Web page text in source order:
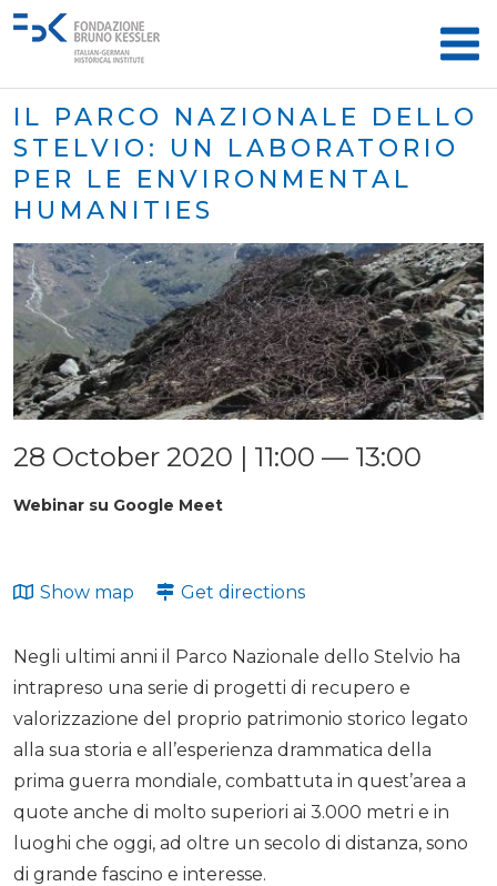
IL PARCO NAZIONALE DELLO
STELVIO: UN LABORATORIO
PER LE ENVIRONMENTAL
HUMANITIES
28 October 2020 | 11:00 — 13:00
Webinar su Google Meet
Show map Get directions
Negli ultimi anni il Parco Nazionale dello Stelvio ha
intrapreso una serie di progetti di recupero e
valorizzazione del proprio patrimonio storico legato
alla sua storia e all’esperienza drammatica della
prima guerra mondiale, combattuta in quest’area a
quote anche di molto superiori ai 3.000 metri e in
luoghi che oggi, ad oltre un secolo di distanza, sono
di grande fascino e interesse.